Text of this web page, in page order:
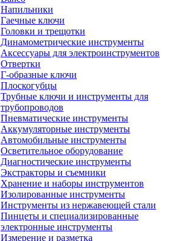
Напильники
Гаечные ключи
Головки и трещотки
Динамометрические инструменты
Аксессуары для электроинструментов
Отвертки
Г-образные ключи
Плоскогубцы
Трубные ключи и инструменты для
трубопроводов
Пневматические инструменты
Аккумуляторные инструменты
Автомобильные инструменты
Осветительное оборудование
Диагностические инструменты
Экстракторы и съемники
Хранение и наборы инструментов
Изолированные инструменты
Инструменты из нержавеющей стали
Пинцеты и специализированные
электронные инструменты
Измерение и разметка